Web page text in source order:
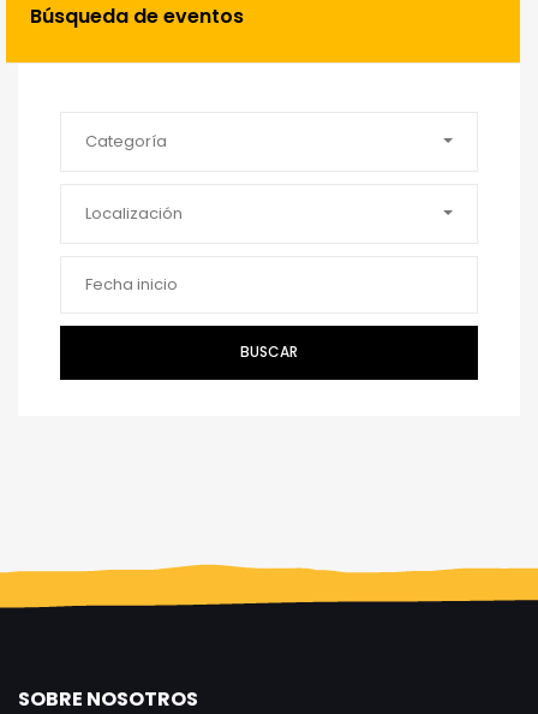
Búsqueda de eventos
Categoría
Localización
BUSCAR
SOBRE NOSOTROS